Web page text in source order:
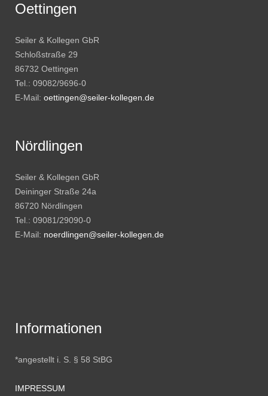
Oettingen
Seiler & Kollegen GbR
Schloßstraße 29
86732 Oettingen
Tel.: 09082/9696-0
E-Mail: oettingen@seiler-kollegen.de
Nördlingen
Seiler & Kollegen GbR
Deininger Straße 24a
86720 Nördlingen
Tel.: 09081/29090-0
E-Mail: noerdlingen@seiler-kollegen.de
Informationen
*angestellt i. S. § 58 StBG
IMPRESSUM